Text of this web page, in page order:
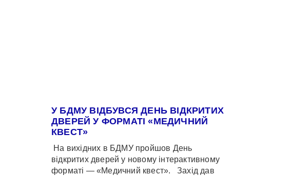
У БДМУ ВІДБУВСЯ ДЕНЬ ВІДКРИТИХ
ДВЕРЕЙ У ФОРМАТІ «МЕДИЧНИЙ
КВЕСТ»
На вихідних в БДМУ пройшов День
відкритих дверей у новому інтерактивному
форматі — «Медичний квест». Захід дав